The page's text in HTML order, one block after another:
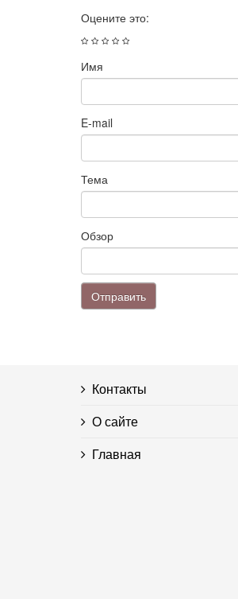
Оцените это:
Имя
E-mail
Тема
Обзор
Отправить
Контакты
О сайте
Главная